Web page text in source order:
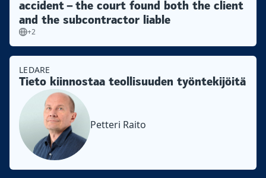
accident – the court found both the client
and the subcontractor liable
+2
LEDARE
Tieto kiinnostaa teollisuuden työntekijöitä
Petteri Raito